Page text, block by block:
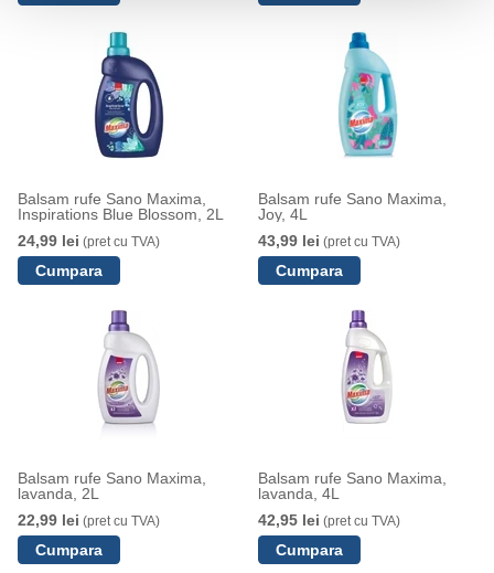
Balsam rufe Sano Maxima,
Inspirations Blue Blossom, 2L
24,99 lei (pret cu TVA)
Balsam rufe Sano Maxima,
Joy, 4L
43,99 lei (pret cu TVA)
Balsam rufe Sano Maxima,
lavanda, 2L
22,99 lei (pret cu TVA)
Balsam rufe Sano Maxima,
lavanda, 4L
42,95 lei (pret cu TVA)